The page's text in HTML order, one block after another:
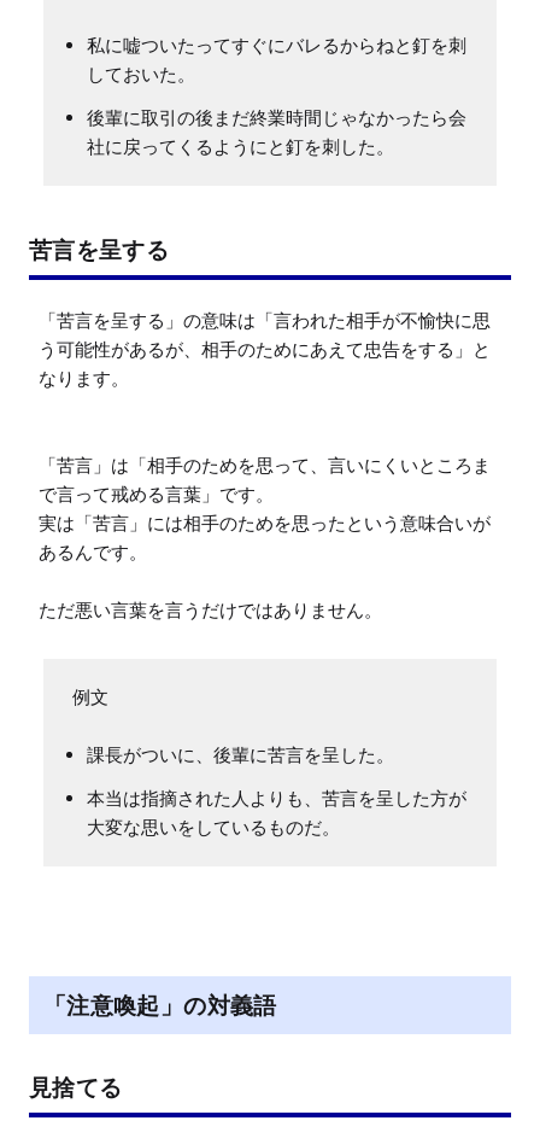
私に嘘ついたってすぐにバレるからねと釘を刺
しておいた。
後輩に取引の後まだ終業時間じゃなかったら会
社に戻ってくるようにと釘を刺した。
苦言を呈する
「苦言を呈する」の意味は「言われた相手が不愉快に思
う可能性があるが、相手のためにあえて忠告をする」と
なります。
「苦言」は「相手のためを思って、言いにくいところま
で言って戒める言葉」です。
実は「苦言」には相手のためを思ったという意味合いが
あるんです。
ただ悪い言葉を言うだけではありません。
課長がついに、後輩に苦言を呈した。
本当は指摘された人よりも、苦言を呈した方が
大変な思いをしているものだ。
「注意喚起」の対義語
見捨てる